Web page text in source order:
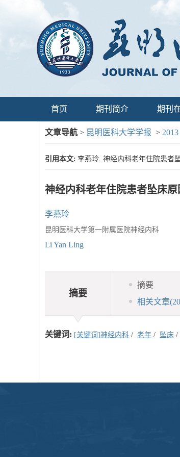
首页 期刊简介 期刊
文章导航 > 昆明医科大学学报 > 2013
引用本文: 李燕玲. 神经内科老年住院患者
神经内科老年住院患者坠床
李燕玲
昆明医科大学第一附属医院神经内科
Li Yan Ling
摘要
摘要
相关文章
关键词: [关键词]神经内科 / 老年 / 坠床 /